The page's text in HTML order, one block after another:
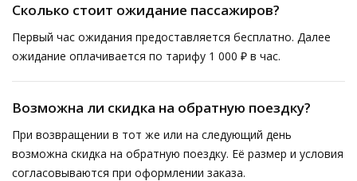
Сколько стоит ожидание пассажиров?
Первый час ожидания предоставляется бесплатно. Далее
ожидание оплачивается по тарифу 1 000 ₽ в час.
Возможна ли скидка на обратную поездку?
При возвращении в тот же или на следующий день
возможна скидка на обратную поездку. Её размер и условия
согласовываются при оформлении заказа.